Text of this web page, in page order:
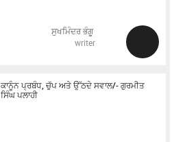
ਸੁਖਮਿੰਦਰ ਭੰਗੂ
writer
ਕਾਨੂੰਨ ਪ੍ਰਬੰਧ, ਚੁੱਪ ਅਤੇ ਉੱਠਦੇ ਸਵਾਲ/- ਗੁਰਮੀਤ
ਸਿੰਘ ਪਲਾਹੀ